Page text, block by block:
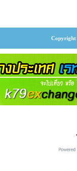
Copyright